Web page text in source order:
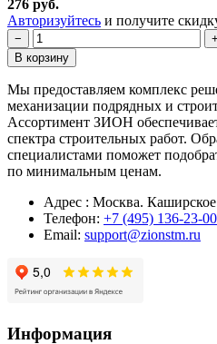
276 руб.
Авторизуйтесь и получите
−
+
В корзину
Мы предоставляем комплекс
механизации подрядных и
Ассортимент ЗИОН
спектра строительных работ.
специалистами поможет
по минимальным ценам.
Адрес : Москва.
Телефон: +7 (495) 136-23-00
Email: support@zionstm.ru
Информация